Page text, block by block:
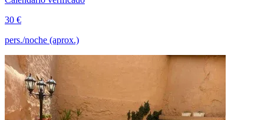
30 €
pers./noche (aprox.)